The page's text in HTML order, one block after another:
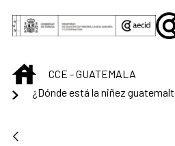
Saltar al contenido principal
INICIOCCE - GUATEMALA
¿Dónde está la niñez